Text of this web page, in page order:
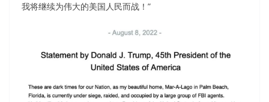
我将继续为伟大的美国人民而战！”